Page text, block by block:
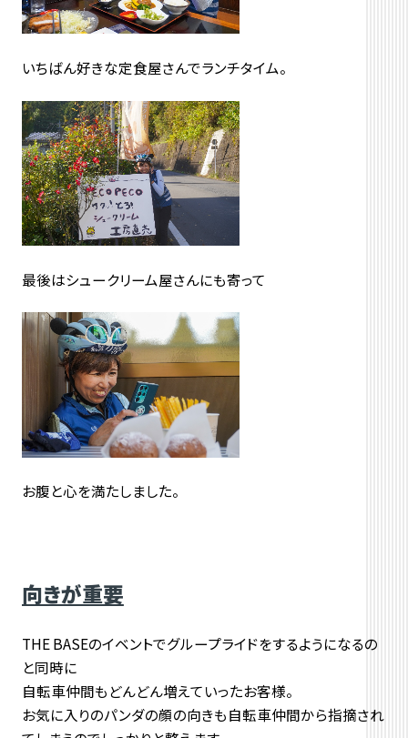
いちばん好きな定食屋さんでランチタイム。
最後はシュークリーム屋さんにも寄って
お腹と心を満たしました。
向きが重要
THE BASEのイベントでグループライドをするようになるの
と同時に
自転車仲間もどんどん増えていったお客様。
お気に入りのパンダの顔の向きも自転車仲間から指摘され